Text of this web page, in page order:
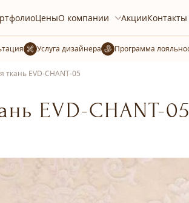
ЦеныО компании АкцииКонтакты
Услуга дизайнера
ткань EVD-CHANT-05
EVD-CHANT-05